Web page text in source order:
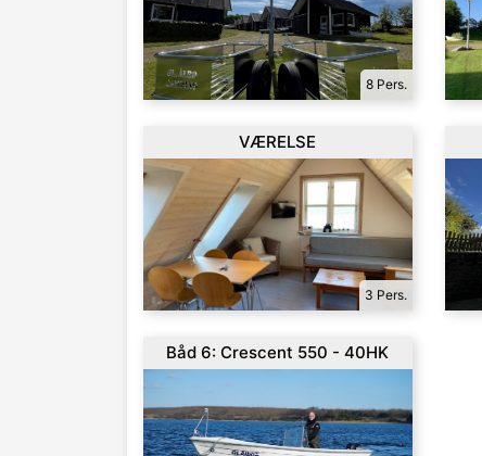
8 Pers.
VÆRELSE
3 Pers.
Båd 6: Crescent 550 - 40HK